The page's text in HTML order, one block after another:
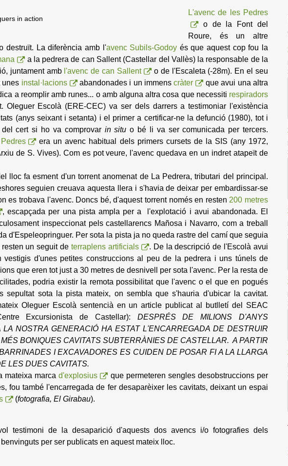
L'avenc de les Pedres
o de la Font del
Roure, és un altre
destruït. La diferència amb l'avenc Subils-Godoy és que aquest cop fou la
a la pedrera de can Sallent (Castellar del Vallès) la responsable de la
juntament amb l'avenc de can Sallent
o de l'Escaleta (-28m). En el seu
unes instal·lacions abandonades i un immenscràter
que avui una altra
a reomplir amb runes... o amb alguna altra cosa que necessiti respiradors
Oleguer Escolà (ERE-CEC) va ser dels darrers a testimoniar l'existència
(anys seixant i setanta) i el primer a certificar-ne la defunció (1980), tot i
cert si ho va comprovar in situ o bé li va ser comunicada per tercers.
era un avenc habitual dels primers cursets de la SIS (any 1972,
de S. Vives). Com es pot veure, l'avenc quedava en un indret atapeït de
lloc fa esment d'un torrent anomenat de La Pedrera, tributari del principal.
seguien creuava aquesta llera i s'havia de deixar per embardissar-se
es trobava l'avenc. Doncs bé, d'aquest torrent només en resten 200 metres
, escapçada per una pista ampla per a l'explotació i avui abandonada. El
inspeccionat pels castellarencs Mañosa i Navarro, com a treball
d'Espeleopringuer. Per sota la pista ja no queda rastre del camí que seguia
un seguit de terraplens artificials
. De la descripció de l'Escolà avui
vestigis d'unes petites construccions al peu de la pedrera i uns túnels de
que eren tot just a 30 metres de desnivell per sota l'avenc. Per la resta de
podria existir la remota possibilitat que l'avenc o el que en pogués
sepultat sota la pista mateix, on sembla que s'hauria d'ubicar la cavitat.
Oleguer Escolà sentencià en un article publicat al butlletí del SEAC
Excursionista de Castellar): DESPRÉS DE MILIONS D'ANYS
LA NOSTRA GENERACIÓ HA ESTAT L'ENCARREGADA DE DESTRUIR
BONIQUES CAVITATS SUBTERRÀNIES DE CASTELLAR. A PARTIR
I EXCAVADORES ES CUIDEN DE POSAR FI A LA LLARGA
LES DUES CAVITATS.
mateixa marcad'explosius
que permeteren sengles desobstruccions per
fou també l'encarregada de fer desaparèixer les cavitats, deixant un espai
(fotografia, El Girabau).
testimoni de la desaparició d'aquests dos avencs i/o fotografies dels
per ser publicats en aquest mateix lloc.